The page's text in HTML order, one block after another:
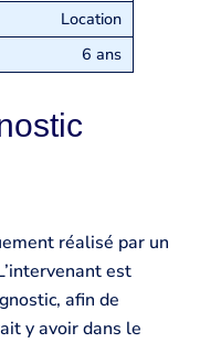
Location
6 ans
réalisé par un
est
afin de
y avoir dans le